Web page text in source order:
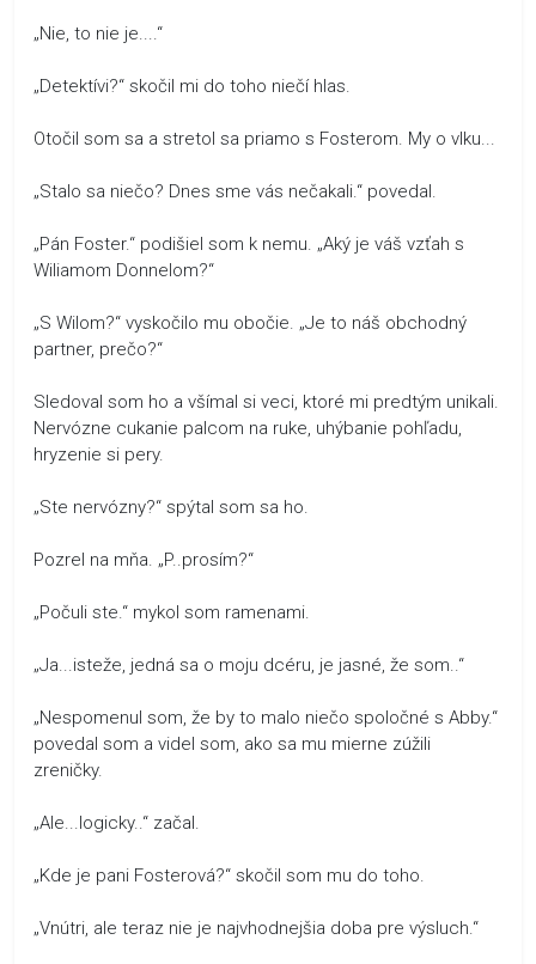
„Nie, to nie je....“
„Detektívi?“ skočil mi do toho niečí hlas.
Otočil som sa a stretol sa priamo s Fosterom. My o vlku...
„Stalo sa niečo? Dnes sme vás nečakali.“ povedal.
„Pán Foster.“ podišiel som k nemu. „Aký je váš vzťah s
Wiliamom Donnelom?“
„S Wilom?“ vyskočilo mu obočie. „Je to náš obchodný
partner, prečo?“
Sledoval som ho a všímal si veci, ktoré mi predtým unikali.
Nervózne cukanie palcom na ruke, uhýbanie pohľadu,
hryzenie si pery.
„Ste nervózny?“ spýtal som sa ho.
Pozrel na mňa. „P..prosím?“
„Počuli ste.“ mykol som ramenami.
„Ja...isteže, jedná sa o moju dcéru, je jasné, že som..“
„Nespomenul som, že by to malo niečo spoločné s Abby.“
povedal som a videl som, ako sa mu mierne zúžili
zreničky.
„Ale...logicky..“ začal.
„Kde je pani Fosterová?“ skočil som mu do toho.
„Vnútri, ale teraz nie je najvhodnejšia doba pre výsluch.“